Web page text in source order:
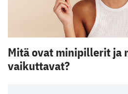
Mitä ovat minipillerit ja
vaikuttavat?